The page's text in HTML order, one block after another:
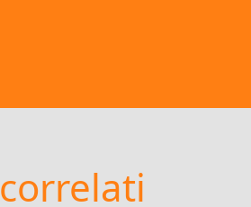
correlati